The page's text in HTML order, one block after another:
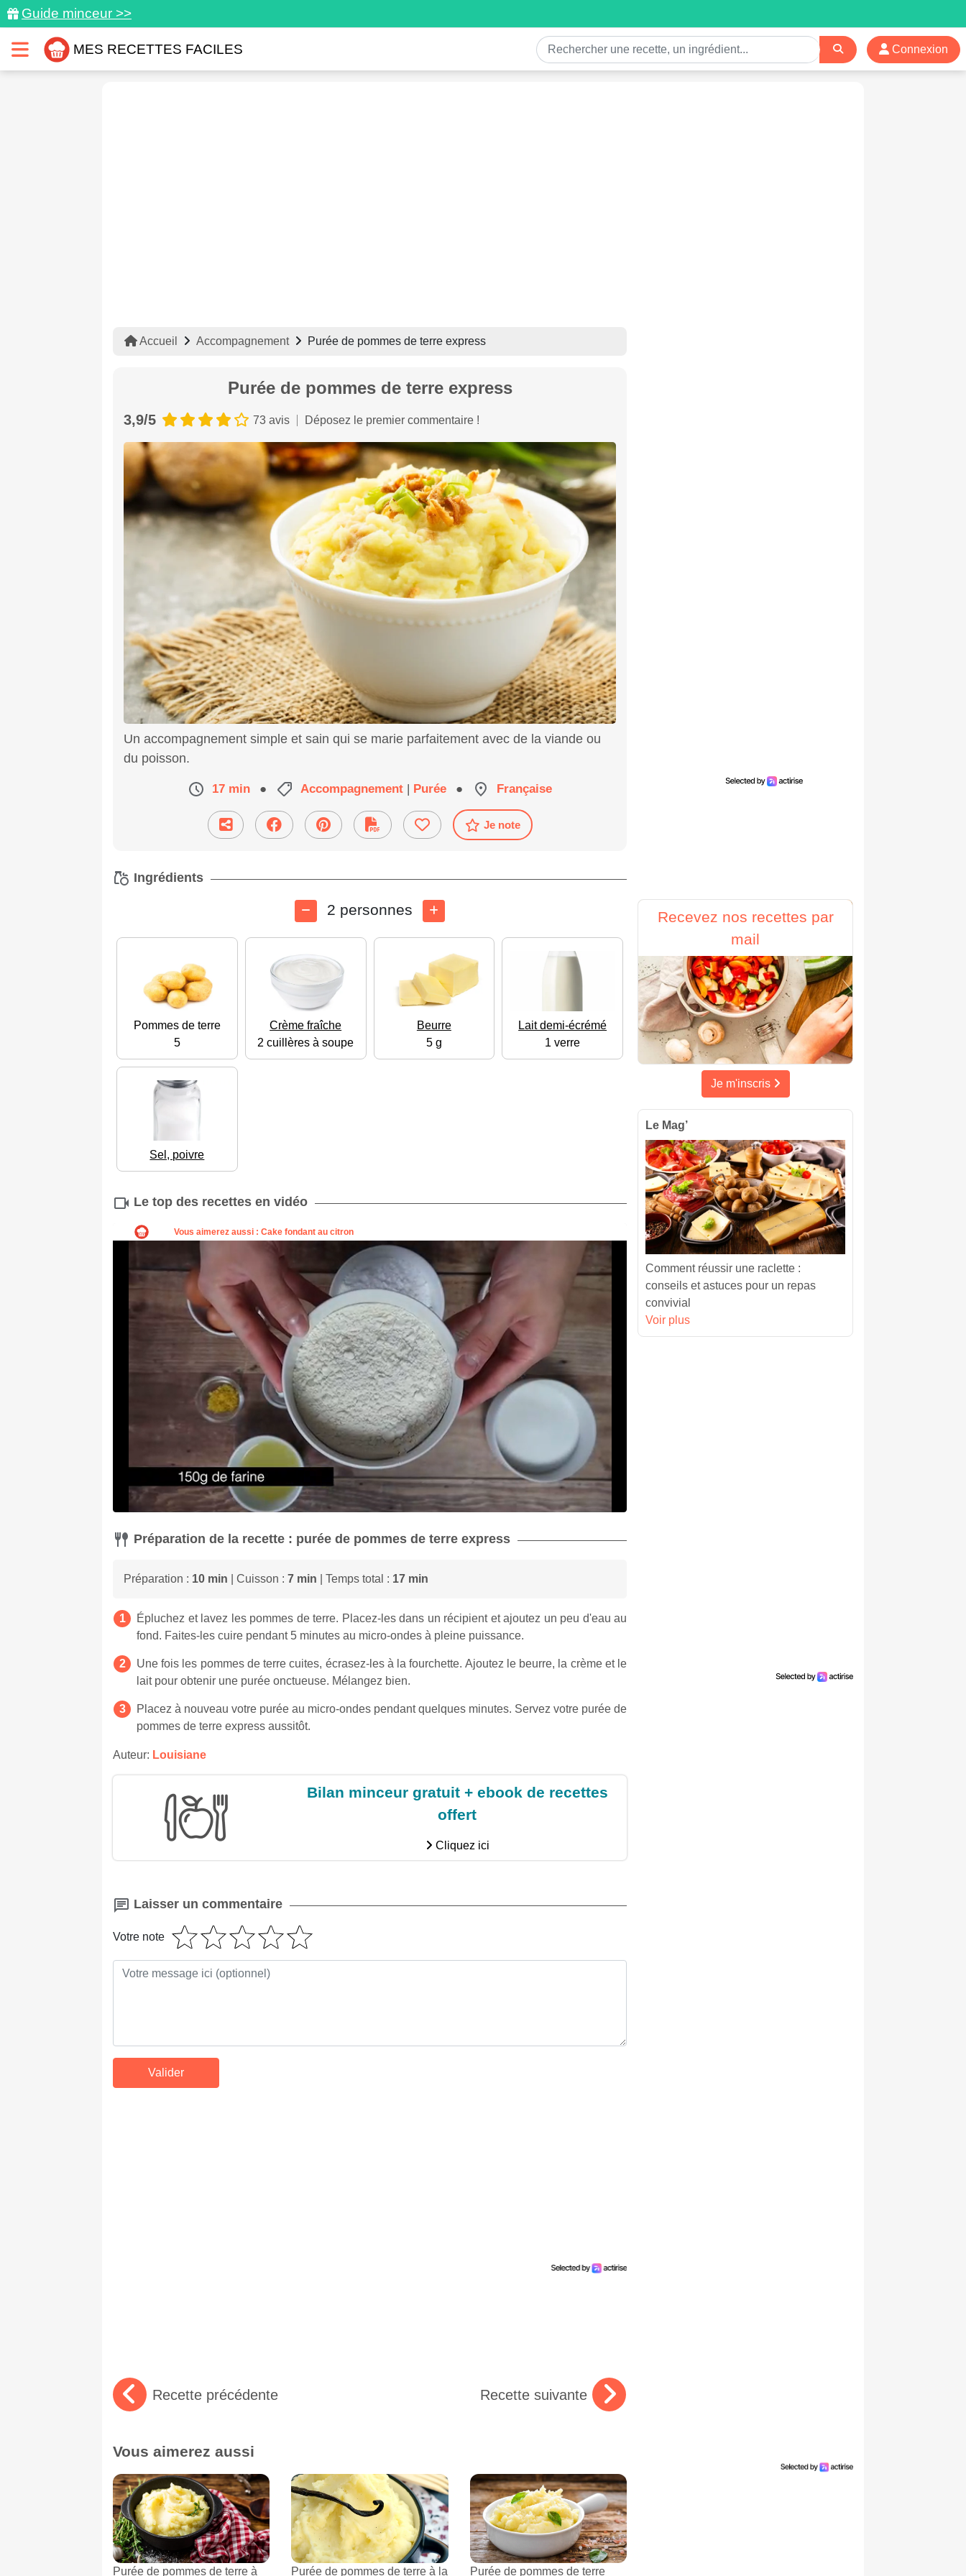
Guide minceur >>
MES RECETTES FACILES Connexion
Accueil Accompagnement Purée de pommes de terre express
Purée de pommes de terre express
3,9/5 73 avis Déposez le premier commentaire !
Un accompagnement simple et sain qui se marie parfaitement avec de la viande ou
du poisson.
17 min ● Accompagnement | Purée ● Française
Je note
Ingrédients
2 personnes
Pommes de terre
5
Crème fraîche
2 cuillères à soupe
Beurre
5 g
Lait demi-écrémé
1 verre
Sel, poivre
Le top des recettes en vidéo
Préparation de la recette : purée de pommes de terre express
Préparation : 10 min | Cuisson : 7 min | Temps total : 17 min
Épluchez et lavez les pommes de terre. Placez-les dans un récipient et ajoutez un peu d'eau au
fond. Faites-les cuire pendant 5 minutes au micro-ondes à pleine puissance.
Une fois les pommes de terre cuites, écrasez-les à la fourchette. Ajoutez le beurre, la crème et le
lait pour obtenir une purée onctueuse. Mélangez bien.
Placez à nouveau votre purée au micro-ondes pendant quelques minutes. Servez votre purée de
pommes de terre express aussitôt.
Auteur: Louisiane
Bilan minceur gratuit + ebook de recettes
offert
Cliquez ici
Laisser un commentaire
Votre note
Recette précédente Recette suivante
Vous aimerez aussi
Purée de pommes de terre à Purée de pommes de terre à la Purée de pommes de terre
Recevez nos recettes par
mail
Je m'inscris
Le Mag’
Comment réussir une raclette :
conseils et astuces pour un repas
convivial
Voir plus